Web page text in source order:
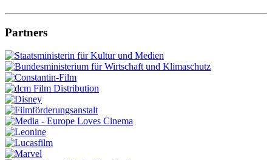
Partners